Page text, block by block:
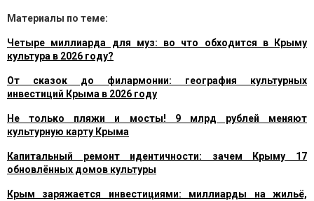
Материалы по теме:
Четыре миллиарда для муз: во что обходится в Крыму
культура в 2026 году?
От сказок до филармонии: география культурных
инвестиций Крыма в 2026 году
Не только пляжи и мосты! 9 млрд рублей меняют
культурную карту Крыма
Капитальный ремонт идентичности: зачем Крыму 17
обновлённых домов культуры
Крым заряжается инвестициями: миллиарды на жильё,